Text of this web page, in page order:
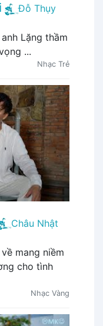
Đỗ Thụy
Lặng thầm
...
Nhạc Trẻ
Châu Nhật
mang niềm
cho tình
Nhạc Vàng